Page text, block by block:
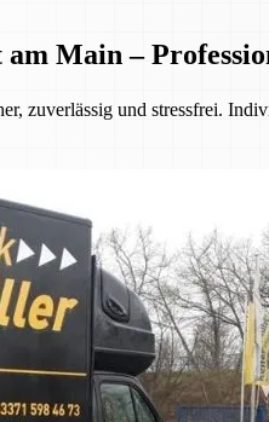
Main –
zuverlässig und stressfrei.